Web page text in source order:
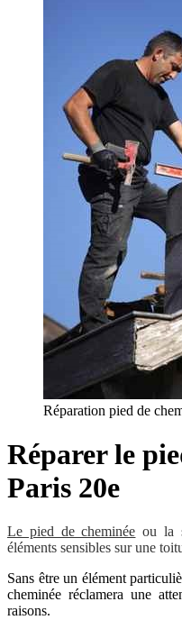
Réparation pied de
Réparer le
Paris 20e
Le pied de cheminée ou la
éléments sensibles sur une
Sans être un élément
cheminée réclamera une
raisons.